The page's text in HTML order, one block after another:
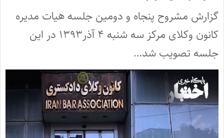
گزارش مشروح پنجاه و دومین جلسه هیات مدیره
کانون وکلای مرکز سه شنبه ۴ آذر۱۳۹۳ در این
جلسه تصویب شد…